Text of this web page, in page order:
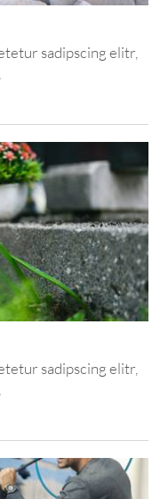
sadipscing elitr,
sadipscing elitr,